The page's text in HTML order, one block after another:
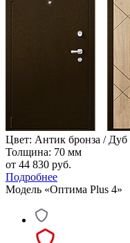
Цвет: Антик бронза /
Толщина: 70 мм
от 44 830 руб.
Подробнее
Модель «Оптима Plus 4»